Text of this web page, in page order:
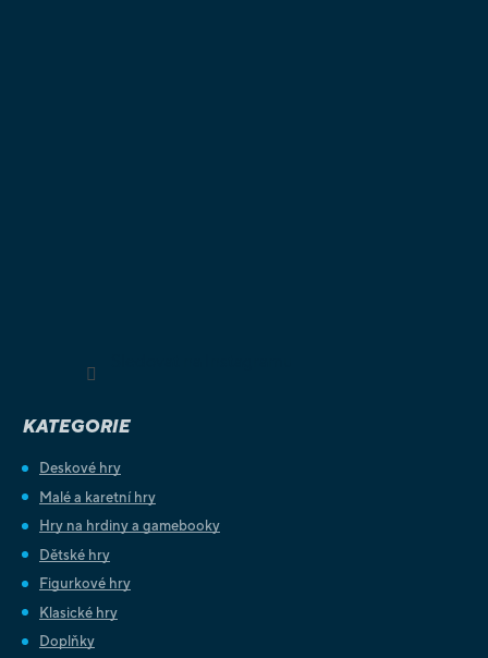
KATEGORIE
Deskové hry
Malé a karetní hry
Hry na hrdiny a gamebooky
Dětské hry
Figurkové hry
Klasické hry
Doplňky